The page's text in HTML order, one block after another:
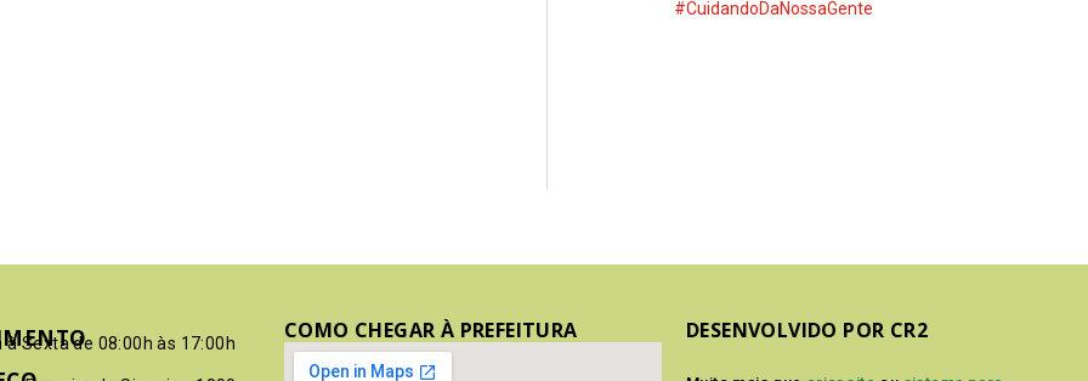
#CuidandoDaNossaGente
à Sexta de 08:00h às 17:00h COMO CHEGAR À PREFEITURA DESENVOLVIDO POR CR2